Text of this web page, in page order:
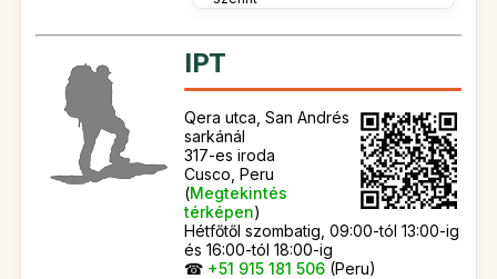
IPT
Qera utca, San Andrés
sarkánál
317-es iroda
Cusco, Peru
(Megtekintés
térképen)
Hétfőtől szombatig, 09:00-tól 13:00-ig
és 16:00-tól 18:00-ig
☎ +51 915 181 506 (Peru)